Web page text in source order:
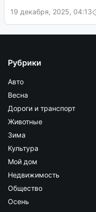
19 декабря, 2025, 04:13
Рубрики
Авто
Весна
Дороги и транспорт
Животные
Зима
Культура
Мой дом
Недвижимость
Общество
Осень